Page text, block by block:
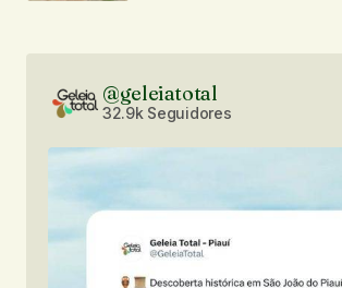
@geleiatotal
32.9k Seguidores